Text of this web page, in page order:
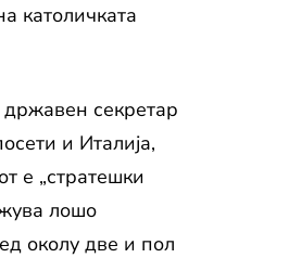
католичката
државен секретар
и Италија,
е „стратешки
лошо
околу две и пол